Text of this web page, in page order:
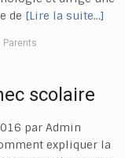
de [Lire la suite…]
Parents
scolaire
par Admin
expliquer la